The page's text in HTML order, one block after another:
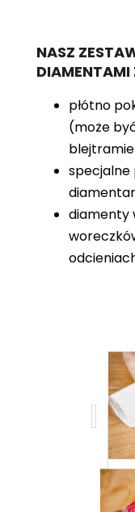
NASZ
DIAMENTAMI
płótno
(może
specjalne
diamenty